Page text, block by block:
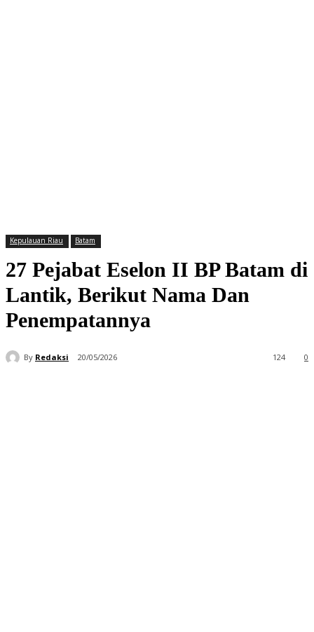
Kepulauan Riau Batam
27 Pejabat Eselon II BP Batam di
Lantik, Berikut Nama Dan
Penempatannya
By Redaksi 20/05/2026 0
124